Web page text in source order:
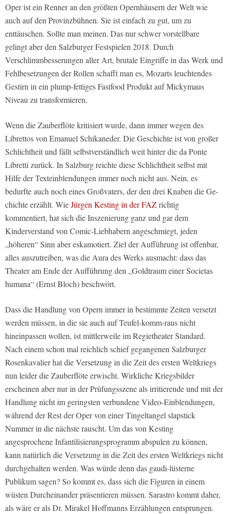
Oper ist ein Renner an den größten Opernhäusern der Welt wie
auch auf den Provinzbühnen. Sie ist einfach zu gut, um zu
enttäuschen. Sollte man meinen. Das nur schwer vorstellbare
gelingt aber den Salzburger Festspielen 2018. Durch
Verschlimmbesserungen aller Art, brutale Eingriffe in das Werk und
Fehlbesetzungen der Rollen schafft man es, Mozarts leuchtendes
Gestirn in ein plump-fettiges Fastfood Produkt auf Mickymaus
Niveau zu transformieren.
Wenn die Zauberflöte kritisiert wurde, dann immer wegen des
Librettos von Emanuel Schikaneder. Die Geschichte ist von großer
Schlichtheit und fällt selbstverständlich weit hinter die da Ponte
Libretti zurück. In Salzburg reichte diese Schlichtheit selbst mit
Hilfe der Texteinblendungen immer noch nicht aus. Nein, es
bedurfte auch noch eines Großvaters, der den drei Knaben die Ge-
chichte erzählt. WieJürgen Kesting in der FAZrichtig
kommentiert, hat sich die Inszenierung ganz und gar dem
Kinderverstand von Comic-Liebhabern angeschmiegt, jeden
„höheren“ Sinn aber eskamotiert. Ziel der Aufführung ist offenbar,
alles auszutreiben, was die Aura des Werks ausmacht: dass das
Theater am Ende der Aufführung den „Goldtraum einer Societas
humana“ (Ernst Bloch) beschwört.
Dass die Handlung von Opern immer in bestimmte Zeiten versetzt
werden müssen, in die sie auch auf Teufel-komm-raus nicht
hineinpassen wollen, ist mittlerweile im Regietheater Standard.
Nach einem schon mal reichlich schief gegangenen Salzburger
Rosenkavalier hat die Versetzung in die Zeit des ersten Weltkriegs
nun leider die Zauberflöte erwischt. Wirkliche Kriegsbilder
erscheinen aber nur in der Prüfungsszene als irritierende und mit der
Handlung nicht im geringsten verbundene Video-Einblendungen,
während der Rest der Oper von einer Tingeltangel slapstick
Nummer in die nächste rauscht. Um das von Kesting
angesprochene Infantilisierungsprogramm abspulen zu können,
kann natürlich die Versetzung in die Zeit des ersten Weltkriegs nicht
durchgehalten werden. Was würde denn das gaudi-lüsterne
Publikum sagen? So kommt es, dass sich die Figuren in einem
wüsten Durcheinander präsentieren müssen. Sarastro kommt daher,
als wäre er als Dr. Mirakel Hoffmanns Erzählungen entsprungen.